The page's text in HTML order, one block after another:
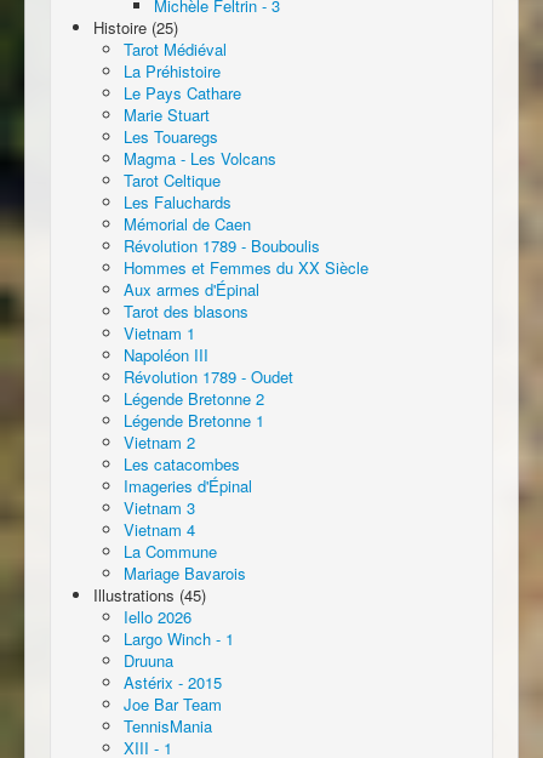
Michèle Feltrin - 3
Histoire (25)
Tarot Médiéval
La Préhistoire
Le Pays Cathare
Marie Stuart
Les Touaregs
Magma - Les Volcans
Tarot Celtique
Les Faluchards
Mémorial de Caen
Révolution 1789 - Bouboulis
Hommes et Femmes du XX Siècle
Aux armes d'Épinal
Tarot des blasons
Vietnam 1
Napoléon III
Révolution 1789 - Oudet
Légende Bretonne 2
Légende Bretonne 1
Vietnam 2
Les catacombes
Imageries d'Épinal
Vietnam 3
Vietnam 4
La Commune
Mariage Bavarois
Illustrations (45)
Iello 2026
Largo Winch - 1
Druuna
Astérix - 2015
Joe Bar Team
TennisMania
XIII - 1